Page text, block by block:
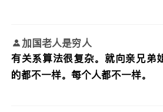
加国老人是穷人
有关系算法很复杂。就向亲兄弟
的都不一样。每个人都不一样。